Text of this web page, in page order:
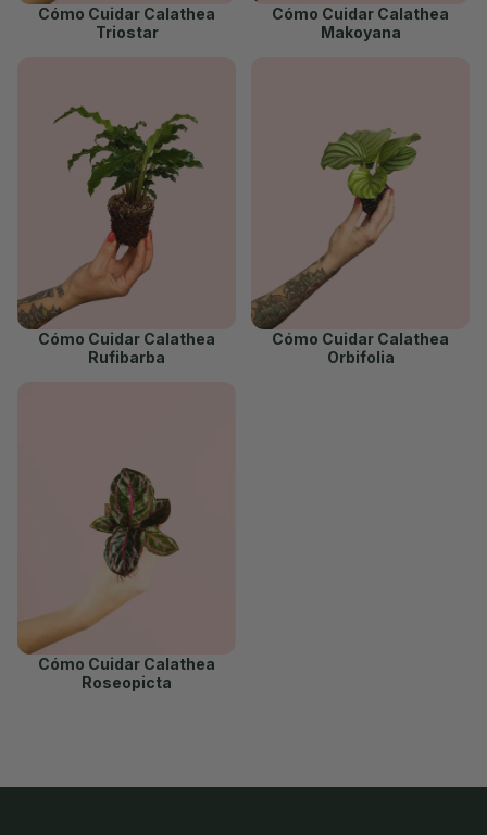
Cómo Cuidar Calathea
Triostar
Cómo Cuidar Calathea
Makoyana
Cómo Cuidar Calathea
Rufibarba
Cómo Cuidar Calathea
Orbifolia
Cómo Cuidar Calathea
Roseopicta